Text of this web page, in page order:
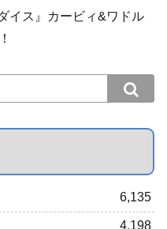
イス』カービィ&ワドル
6,135
4,198